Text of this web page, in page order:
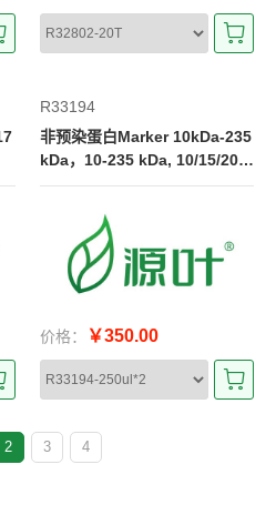
R33194
非预染蛋白Marker 10kDa-235
kDa，10-235 kDa, 10/15/20/2
5/35/50/70/100/150/235 kDa
价格： ￥350.00
2 3 4